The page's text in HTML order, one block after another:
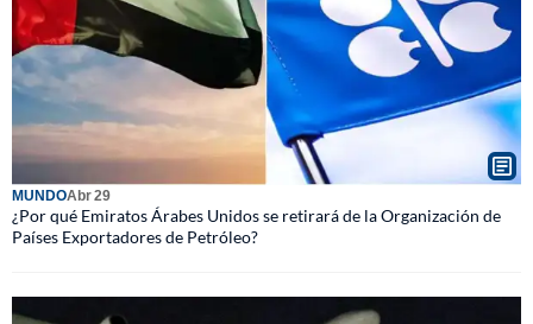
MUNDOAbr 29
¿Por qué Emiratos Árabes Unidos se retirará de la Organización de
Países Exportadores de Petróleo?